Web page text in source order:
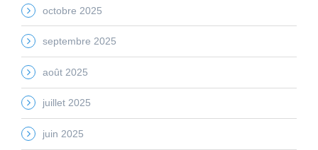
octobre 2025
septembre 2025
août 2025
juillet 2025
juin 2025